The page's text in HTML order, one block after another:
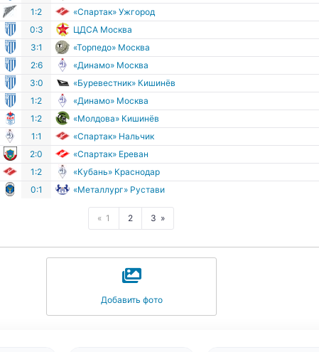
1:2 «Спартак» Ужгород
0:3 ЦДСА Москва
3:1 «Торпедо» Москва
2:6 «Динамо» Москва
3:0 «Буревестник» Кишинёв
1:2 «Динамо» Москва
1:2 «Молдова» Кишинёв
1:1 «Спартак» Нальчик
2:0 «Спартак» Ереван
1:2 «Кубань» Краснодар
0:1 «Металлург» Рустави
1 2 3
Добавить фото